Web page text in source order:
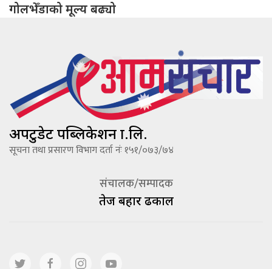
गोलभेँडाको मूल्य बढ्यो
अपटुडेट पब्लिकेशन प्रा.लि.
सूचना तथा प्रसारण विभाग दर्ता नंः १५१/०७३/७४
संचालक/सम्पादक
तेज बहादूर ढकाल